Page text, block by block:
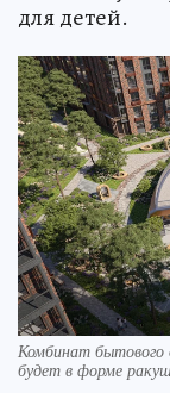
для детей.
Комбинат бытового
будет в форме